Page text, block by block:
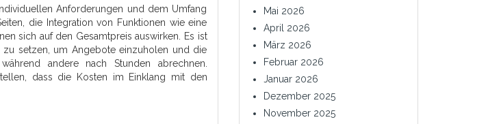
Anforderungen und dem Umfang
die Integration von Funktionen wie eine
sich auf den Gesamtpreis auswirken. Es ist
setzen, um Angebote einzuholen und die
andere nach Stunden abrechnen.
dass die Kosten im Einklang mit den
Mai 2026
April 2026
März 2026
Februar 2026
Januar 2026
Dezember 2025
November 2025